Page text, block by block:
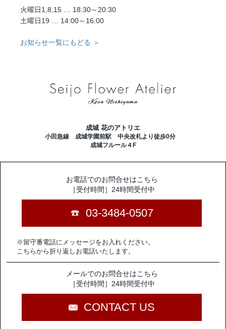
火曜日1,8,15 … 18:30～20:30
土曜日19 … 14:00～16:00
お知らせ一覧にもどる ＞
成城 花のアトリエ
小田急線 成城学園前駅 中央改札より徒歩0分
成城フルール４F
お電話でのお問合せはこちら
［受付時間］24時間受付中
03-3484-0507
※留守番電話にメッセージをお入れください。
こちらから折り返しお電話いたします。
メールでのお問合せはこちら
［受付時間］24時間受付中
CONTACT US